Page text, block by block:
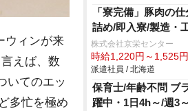
ウィンが来
えば、数
いてのエッ
多忙を極め
「寮完備」豚肉の
詰め/即入寮/製造・
株式会社京栄センター
時給1,220円～1,525円
派遣社員 / 北海道
保育士/年齢不問 ブ
躍中・1日4h～/週3